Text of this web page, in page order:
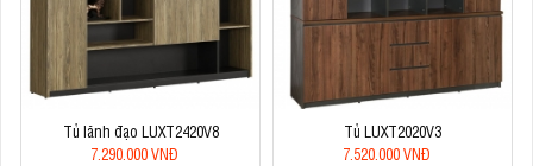
Tủ lãnh đạo LUXT2420V8
7.290.000 VNĐ
Tủ LUXT2020V3
7.520.000 VNĐ